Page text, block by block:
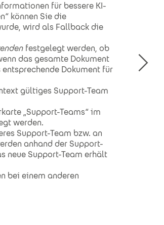
für bessere KI-
können Sie die
wird als Fallback die
festgelegt werden, ob
das gesamte Dokument
Dokument für
gültiges Support-Team
„Support-Teams“ im
werden.
Support-Team bzw. an
anhand der Support-
neue Support-Team erhält
bei einem anderen